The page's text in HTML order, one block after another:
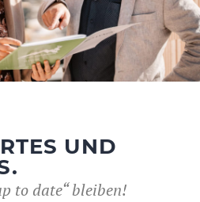
UND
to date“ bleiben!